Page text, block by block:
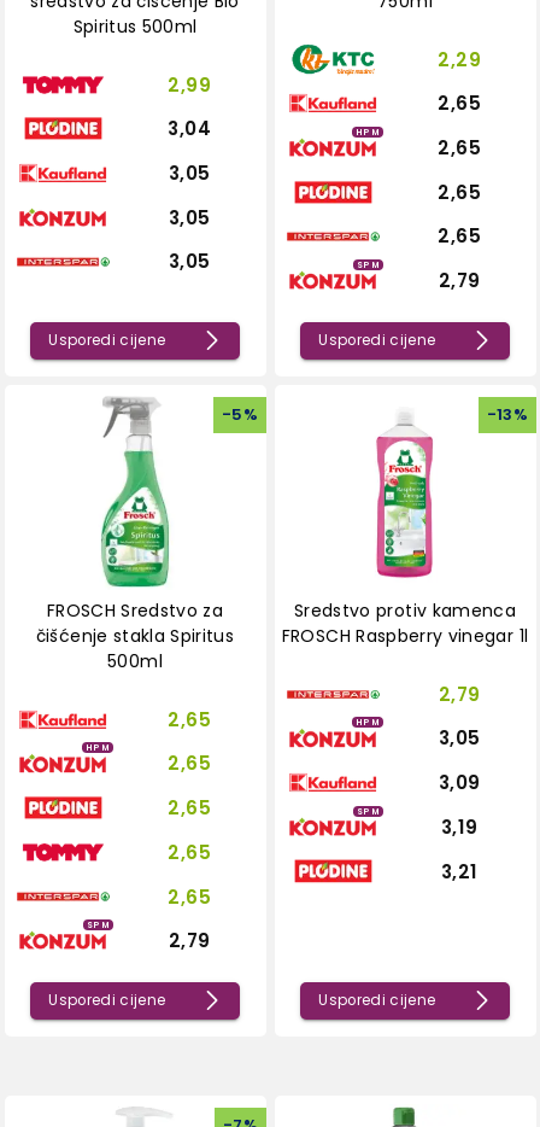
Spiritus 500ml
2,99
3,04
3,05
3,05
3,05
Usporedi cijene
2,29
2,65
HPM
2,65
2,65
2,65
SPM
2,79
Usporedi cijene
-5%
FROSCH Sredstvo za
čišćenje stakla Spiritus
500ml
2,65
HPM
2,65
2,65
2,65
2,65
SPM
2,79
Usporedi cijene
-13%
Sredstvo protiv kamenca
FROSCH Raspberry vinegar 1l
2,79
HPM
3,05
3,09
SPM
3,19
3,21
Usporedi cijene